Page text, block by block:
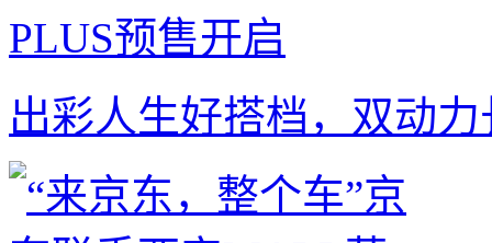
出彩人生好搭档，双动